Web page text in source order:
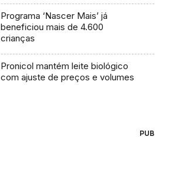
Programa ‘Nascer Mais’ já
beneficiou mais de 4.600
crianças
Pronicol mantém leite biológico
com ajuste de preços e volumes
PUB